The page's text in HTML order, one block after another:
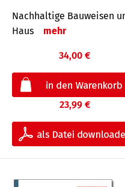
Nachhaltige Bauweisen
Haus
mehr
34,00 €
23,99 €